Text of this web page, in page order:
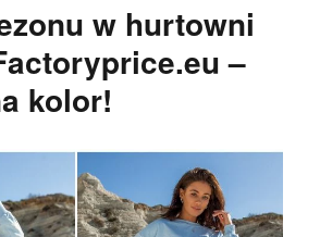
w hurtowni
–
kolor!